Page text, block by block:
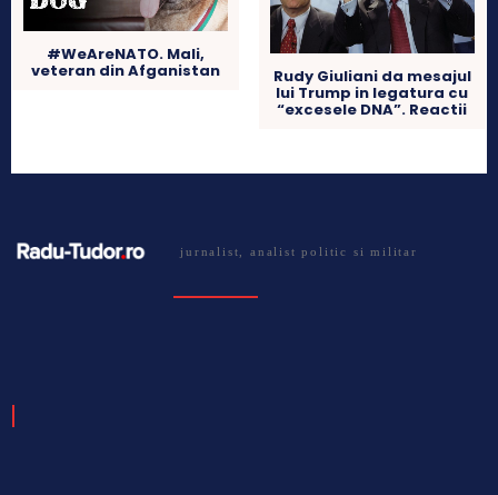
#WeAreNATO. Mali,
veteran din Afganistan Rudy Giuliani da mesajul
lui Trump in legatura cu
“excesele DNA”. Reactii
jurnalist, analist politic si militar